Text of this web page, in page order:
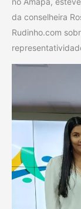
da conselheira
Rudinho.com